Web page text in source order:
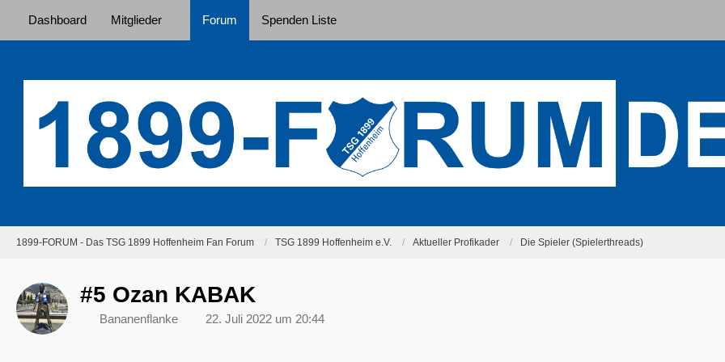
Dashboard Mitglieder Forum Spenden Liste
1899-FORUM - Das TSG 1899 Hoffenheim Fan Forum TSG 1899 Hoffenheim e.V. Aktueller Profikader Die Spieler (Spielerthreads)
#5 Ozan KABAK
Bananenflanke 22. Juli 2022 um 20:44